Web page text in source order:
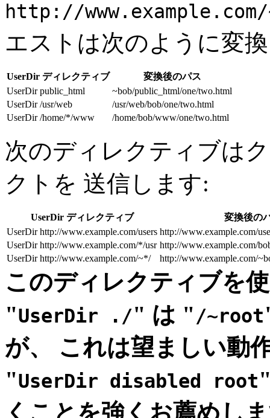
http://
エストは次のように変
UserDir ディレクティブ
変換後のパス
UserDir public_html
~bob/public_html/one/two.html
UserDir /usr/web
/usr/web/bob/one/two.html
UserDir /home/*/www
/home/bob/www/one/two.html
次のディレクティブは
クトを 送信します:
UserDir ディレクティブ
変換後の
UserDir http://www.example.com/users http://www.example.com/
UserDir http://www.example.com/*/usr http://www.example.com/
UserDir http://www.example.com/~*/
http://www.example.com/
このディレクティブを
"UserDir ./" は "/~root
が、 これは望ましい動
"UserDir disabled root
くことを強くお薦めし